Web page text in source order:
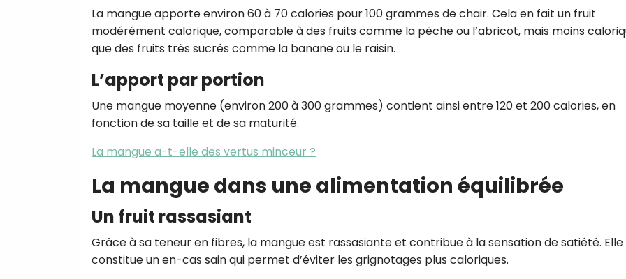
La mangue apporte environ 60 à 70 calories pour 100 grammes de chair. Cela en fait un fruit
modérément calorique, comparable à des fruits comme la pêche ou l’abricot, mais moins
que des fruits très sucrés comme la banane ou le raisin.
L’apport par portion
Une mangue moyenne (environ 200 à 300 grammes) contient ainsi entre 120 et 200 calories, en
fonction de sa taille et de sa maturité.
La mangue a-t-elle des vertus minceur ?
La mangue dans une alimentation équilibrée
Un fruit rassasiant
Grâce à sa teneur en fibres, la mangue est rassasiante et contribue à la sensation de satiété. Elle
constitue un en-cas sain qui permet d’éviter les grignotages plus caloriques.